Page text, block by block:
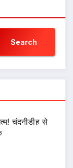
Search
चंदनीडीह से